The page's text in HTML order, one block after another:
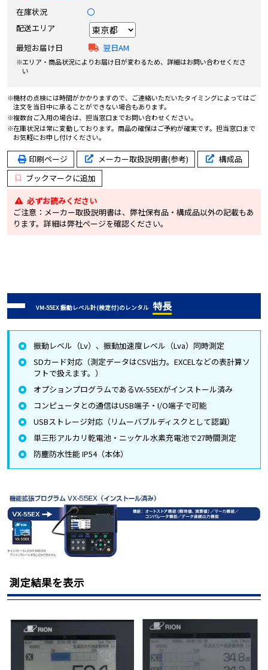
在庫状況
〇
配送エリア
最短お届け日
翌日AM
エリア・商品状況によりお届け日が変わるため、詳細はお問い合わせくださ
い
機材の点検には時間がかかりますので、ご連絡いただいたタイミングによってはご
注文を当日中に承ることができない場合もあります。
複数台ご入用の場合は、担当窓口までお問い合わせください。
在庫状況は常に変動しております。商品の確保はご予約が確実です。担当窓口まで
お気軽にお申し付けください。
印刷ページ メーカー取扱説明書(参考)
構成品
ブックマークに追加
必ずお読みください
ご注意：メーカー取扱説明書は、弊社保有品・構成品以外の記載もあ
ります。詳細は弊社ページを確認ください。
VM-55EX 振動レベル計(検定付)のレンタル 特長
振動レベル（Lv）、振動加速度レベル（Lva）同時測定
SDカード対応（測定データはCSV出力。EXCELなどの表計算ソ
フトで扱えます。）
オプションプログラムであるVX-55EXがインストール済み
コンピュータとの通信はUSB端子・I/O端子で可能
USBストレージ対応（リムーバブルディスクとして認識）
単三形アルカリ乾電池・ニッケル水素充電池で27時間測定
防塵防水性能 IP54（本体）
測定結果を表示